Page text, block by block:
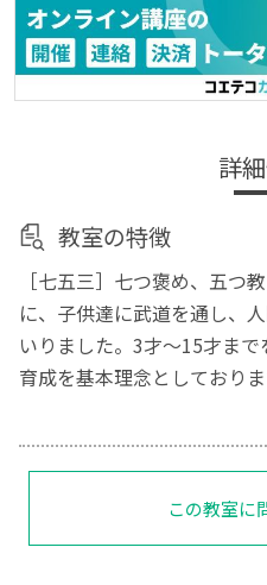
詳
教室の特徴
［七五三］七つ褒め、五つ
に、子供達に武道を通し、
いりました。3才～15才ま
育成を基本理念としておりま
この教室に